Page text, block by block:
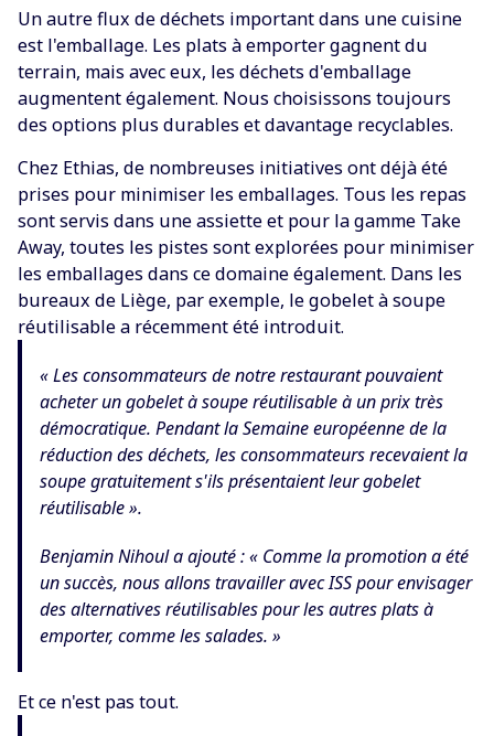
Un autre flux de déchets important dans une cuisine
est l'emballage. Les plats à emporter gagnent du
terrain, mais avec eux, les déchets d'emballage
augmentent également. Nous choisissons toujours
des options plus durables et davantage recyclables.
Chez Ethias, de nombreuses initiatives ont déjà été
prises pour minimiser les emballages. Tous les repas
sont servis dans une assiette et pour la gamme Take
Away, toutes les pistes sont explorées pour minimiser
les emballages dans ce domaine également. Dans les
bureaux de Liège, par exemple, le gobelet à soupe
réutilisable a récemment été introduit.
« Les consommateurs de notre restaurant pouvaient
acheter un gobelet à soupe réutilisable à un prix très
démocratique. Pendant la Semaine européenne de la
réduction des déchets, les consommateurs recevaient la
soupe gratuitement s'ils présentaient leur gobelet
réutilisable ».
Benjamin Nihoul a ajouté : « Comme la promotion a été
un succès, nous allons travailler avec ISS pour envisager
des alternatives réutilisables pour les autres plats à
emporter, comme les salades. »
Et ce n'est pas tout.